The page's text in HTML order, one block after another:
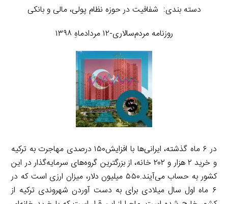
دسته بندی: شفافیت در حوزه نظام پولی، مالی و بانکی
روزنامه مردم‌سالاری-۱۲ مردادماهِ ۱۳۹۸
در ۶ ماه گذشته، ایرانی‌ها با افزایش۱۵۰ درصدی مهاجرت به ترکیه
و خرید ۲ هزار و ۲۰۲ خانه، از بزرگترین گروه‌های سرمایه‌گذار در این
کشور به حساب می‌آیند.۵۵۰ میلیون دلار، میزان ارزی است که در
۶ ماه اول سال میلادی برای به دست آوردن شهروندی ترکیه از